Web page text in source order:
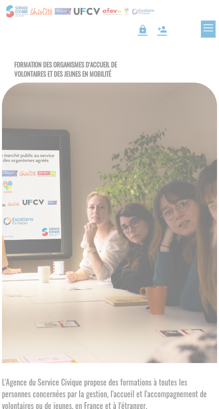
lock person_add
FORMATION DES ORGANISMES D'ACCUEIL DE
VOLONTAIRES ET DES JEUNES EN MOBILITÉ
L'Agence du Service Civique propose des formations à toutes les
personnes concernées par la gestion, l'accueil et l'accompagnement de
volontaires ou de jeunes, en France et à l'étranger.